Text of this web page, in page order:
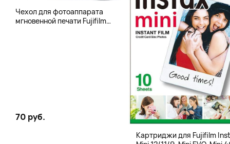
Чехол для фотоаппарата
мгновенной печати Fujifilm
70 руб.
Картриджи для Fujifilm